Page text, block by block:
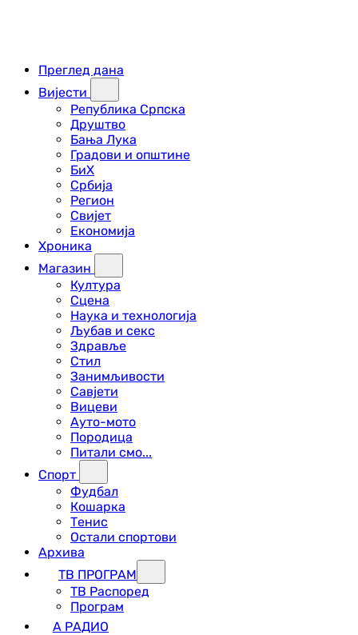
Преглед дана
Вијести
Република Српска
Друштво
Бања Лука
Градови и општине
БиХ
Србија
Регион
Свијет
Економија
Хроника
Магазин
Култура
Сцена
Наука и технологија
Љубав и секс
Здравље
Стил
Занимљивости
Савјети
Вицеви
Ауто-мото
Породица
Питали смо...
Спорт
Фудбал
Кошарка
Тенис
Остали спортови
Архива
ТВ ПРОГРАМ
ТВ Распоред
Програм
А РАДИО